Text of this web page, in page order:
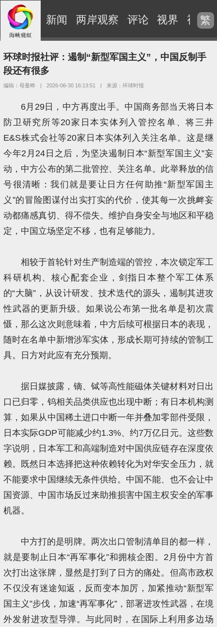
新闻 两岸观察 评论 视界 视频
繁
环球时报社评：遏制“新型军国主义”，中国反制手
段还有很多
编辑：母曼晔 | 2026-06-30 16:13:51 | 来源：环球时报
6月29日，中方再度出手。中国商务部当天将日本
防卫研究所等20家日本实体列入管控名单、将三井
E&S株式会社等20家日本实体列入关注名单。这是继
今年2月24日之后，为坚决遏制日本“新型军国主义”妄
动，中方公布的第二批管控、关注名单。此举释放的信
号很清晰：我们就是要让日方任何助推“新型军国主
义”的冒险图谋付出实打实的代价，使其每一次挑衅妄
动都痛感真切、得不偿失。维护自身安全与地区和平稳
定，中国立场坚定不移，也有足够能力。
相较于首轮针对生产制造端的管控，本次锁定军工
科研机构、核心配套企业，剑指日本整个军工体系
的“大脑”，从设计研发、技术迭代的源头，遏制其进攻
性武器的更新升级。如果说公布第一批名单是初次震
慑，那么这次则意味着，中方后续可根据日本的表现，
随时在名单中新增涉军实体，形成长期可持续的管制工
具。日方对此应有充分预期。
据日媒披露，镝、铽等高性能磁体关键材料对日出
口已归零，钨相关品类供应也出现中断；有日本机构测
算，如果从中国稀土进口中断一年并叠加零部件受限，
日本实际GDP可能减少约1.3%、约7万亿日元。这些数
字说明，日本军工和高端制造对中国供应链存在深度依
赖。既然日本选择把这种依赖转化为对华安全压力，就
不能要求中国继续无条件供给。中国不能、也不会让中
国资源、中国市场反过来助推损害中国主权安全的军事
机器。
中方打的是明牌。两次出口管制清单目的都一样，
就是要制止日本“再军事化”和拥核企图。2月份中方首
次打出这张牌，显然是打到了日方的痛处。但高市政权
不仅没有迷途知返，反而变本加厉，加紧推动“新型军
国主义”步伐，加速“再军事化”，部署进攻性武器，在境
外发射进攻型导弹。与此同时，在国际上利用多边场